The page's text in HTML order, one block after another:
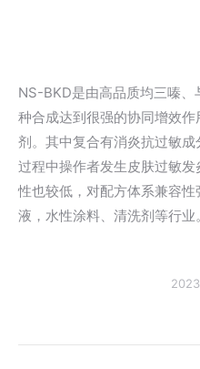
NS-BKD是由高品质均三嗪
种合成达到很强的协同增效
剂。其中复合有消炎抗过敏
过程中操作者发生皮肤过敏
性也较低，对配方体系兼容
液，水性涂料、清洗剂等行业。